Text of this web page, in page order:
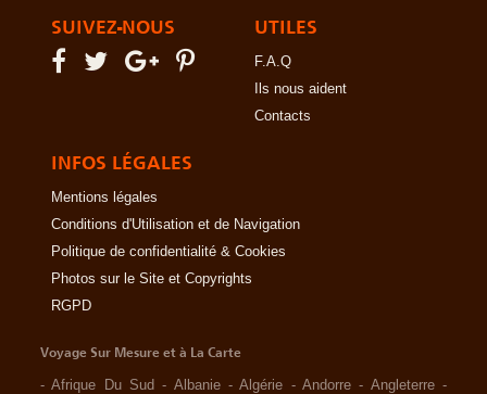
SUIVEZ-NOUS UTILES
F.A.Q
Ils nous aident
Contacts
INFOS LÉGALES
Mentions légales
Conditions d'Utilisation et de Navigation
Politique de confidentialité & Cookies
Photos sur le Site et Copyrights
RGPD
Voyage Sur Mesure et à La Carte
-Afrique Du Sud - Albanie -Algérie -Andorre - Angleterre -